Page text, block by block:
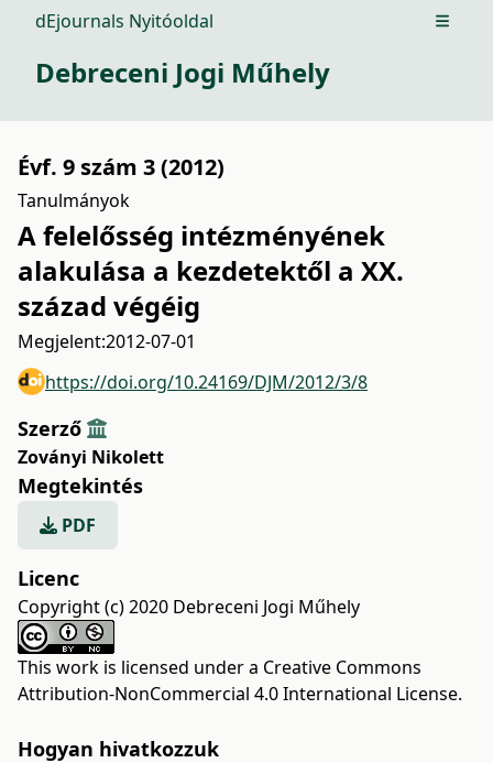
dEjournals Nyitóoldal Open
Debreceni Jogi Műhely
Évf. 9 szám 3 (2012)
Tanulmányok
A felelősség intézményének
alakulása a kezdetektől a XX.
század végéig
Megjelent:2012-07-01
https://doi.org/10.24169/DJM/2012/3/8
Szerző
Zoványi Nikolett
Megtekintés
PDF
Licenc
Copyright (c) 2020 Debreceni Jogi Műhely
This work is licensed under a Creative Commons
Attribution-NonCommercial 4.0 International License.
Hogyan hivatkozzuk